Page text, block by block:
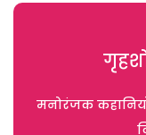
मनोरंजक